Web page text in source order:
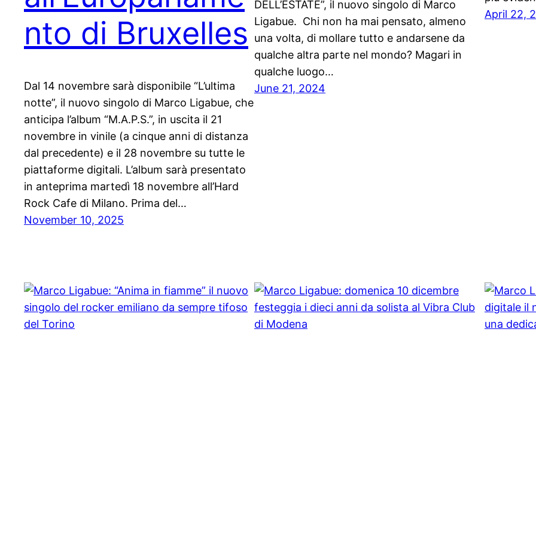
nto di Bruxelles
Dal 14 novembre sarà disponibile “L’ultima
notte”, il nuovo singolo di Marco Ligabue, che
anticipa l’album “M.A.P.S.”, in uscita il 21
novembre in vinile (a cinque anni di distanza
dal precedente) e il 28 novembre su tutte le
piattaforme digitali. L’album sarà presentato
in anteprima martedì 18 novembre all’Hard
Rock Cafe di Milano. Prima del…
November 10, 2025
DELL’ESTATE”, il nuovo singolo di Marco
Ligabue. Chi non ha mai pensato, almeno
una volta, di mollare tutto e andarsene da
qualche altra parte nel mondo? Magari in
qualche luogo…
June 21, 2024
April 22,